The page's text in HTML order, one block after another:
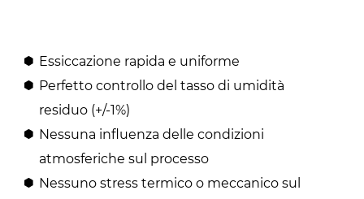
Essiccazione rapida e uniforme
Perfetto controllo del tasso di umidità
residuo (+/-1%)
Nessuna influenza delle condizioni
atmosferiche sul processo
Nessuno stress termico o meccanico sul